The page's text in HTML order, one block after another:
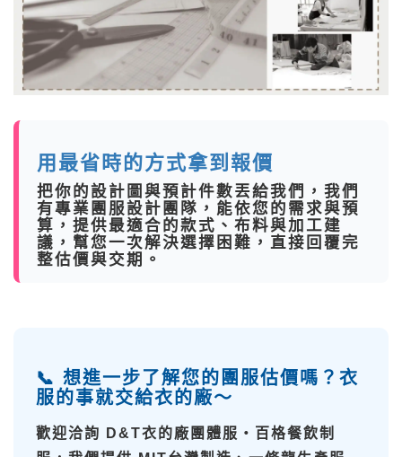
用最省時的方式拿到報價
把你的設計圖 與預計件數丟給我們，我們
有專業團服設計團隊，能依您的需求與預
算，提供最適合的款式、布料與加工建
議，幫您一次解決選擇困難，直接回覆完
整估價與交期。
📞 想進一步了解您的團服估價嗎？衣
服的事就交給衣的廠～
歡迎洽詢
D&T衣的廠團體服・百格餐飲制